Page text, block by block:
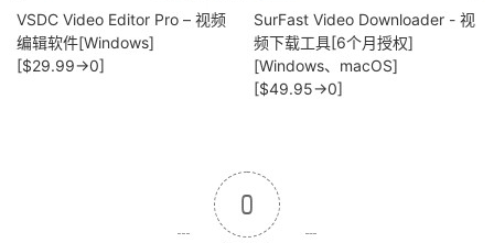
VSDC Video Editor Pro – 视频
编辑软件[Windows]
[$29.99→0]
SurFast Video Downloader - 视
频下载工具[6个月授权]
[Windows、macOS]
[$49.95→0]
0